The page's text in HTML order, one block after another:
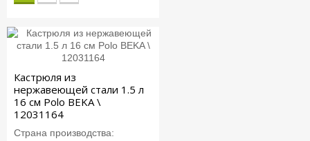
Кастрюля из
нержавеющей стали 1.5 л
16 см Polo BEKA \
12031164
Страна производства: